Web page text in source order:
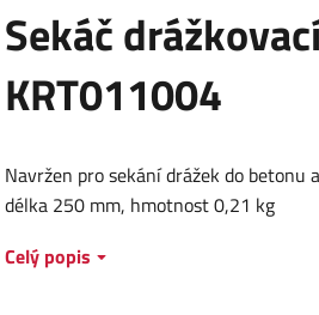
Sekáč
KRT011004
Navržen pro sekání drážek do betonu
délka 250 mm, hmotnost 0,21 kg
Celý popis